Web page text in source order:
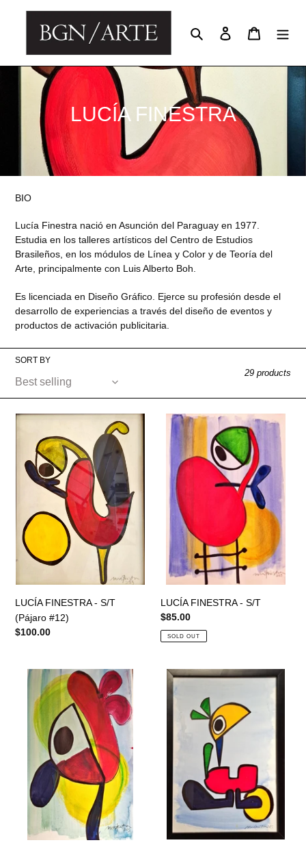
Search Log in Cart
C
o
l
c
t
o
n
LUCÍA FINESTRA
BIO
Lucía Finestra nació en Asunción del Paraguay en 1977.
Estudia en los talleres artísticos del Centro de Estudios
Brasileños, en los módulos de Línea y Color y de Teoría del
Arte, principalmente con Luis Alberto Boh.
Es licenciada en Diseño Gráfico. Ejerce su profesión desde el
desarrollo de experiencias a través del diseño de eventos y
productos de activación publicitaria.
SORT BY
29 products
LUCÍA
FINESTRA
S/T
(Pájaro
LUCÍA FINESTRA - S/T
(Pájaro #12)
Regular
$100.00
LUCÍA
FINESTRA
S/T
LUCÍA FINESTRA - S/T
Regular
price
$85.00
SOLD OUT
LUCÍA
FINESTRA
(Pájaro
LUCÍA
FINESTRA